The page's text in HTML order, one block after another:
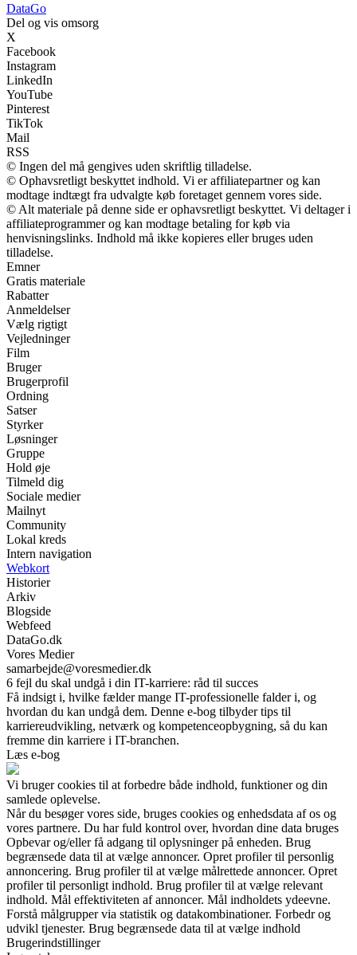
DataGo
Del og vis omsorg
X
Facebook
Instagram
LinkedIn
YouTube
Pinterest
TikTok
Mail
RSS
© Ingen del må gengives uden skriftlig tilladelse.
© Ophavsretligt beskyttet indhold. Vi er affiliatepartner og kan
modtage indtægt fra udvalgte køb foretaget gennem vores side.
© Alt materiale på denne side er ophavsretligt beskyttet. Vi deltager i
affiliateprogrammer og kan modtage betaling for køb via
henvisningslinks. Indhold må ikke kopieres eller bruges uden
tilladelse.
Emner
Gratis materiale
Rabatter
Anmeldelser
Vælg rigtigt
Vejledninger
Film
Bruger
Brugerprofil
Ordning
Satser
Styrker
Løsninger
Gruppe
Hold øje
Tilmeld dig
Sociale medier
Mailnyt
Community
Lokal kreds
Intern navigation
Webkort
Historier
Arkiv
Blogside
Webfeed
DataGo.dk
Vores Medier
samarbejde@voresmedier.dk
6 fejl du skal undgå i din IT-karriere: råd til succes
Få indsigt i, hvilke fælder mange IT-professionelle falder i, og
hvordan du kan undgå dem. Denne e-bog tilbyder tips til
karriereudvikling, netværk og kompetenceopbygning, så du kan
fremme din karriere i IT-branchen.
Læs e-bog
Vi bruger cookies til at forbedre både indhold, funktioner og din
samlede oplevelse.
Når du besøger vores side, bruges cookies og enhedsdata af os og
vores partnere. Du har fuld kontrol over, hvordan dine data bruges
Opbevar og/eller få adgang til oplysninger på enheden. Brug
begrænsede data til at vælge annoncer. Opret profiler til personlig
annoncering. Brug profiler til at vælge målrettede annoncer. Opret
profiler til personligt indhold. Brug profiler til at vælge relevant
indhold. Mål effektiviteten af annoncer. Mål indholdets ydeevne.
Forstå målgrupper via statistik og datakombinationer. Forbedr og
udvikl tjenester. Brug begrænsede data til at vælge indhold
Brugerindstillinger